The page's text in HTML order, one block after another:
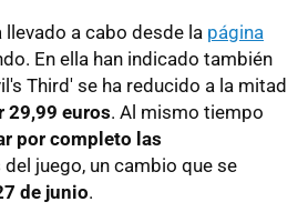
a cabo desde la página
En ella han indicado también
Third' se ha reducido a la mitad
29,99 euros. Al mismo tiempo
por completo las
del juego, un cambio que se
de junio.